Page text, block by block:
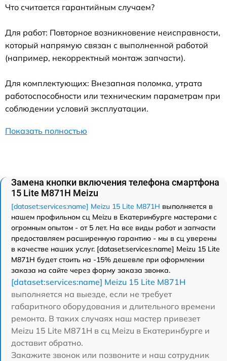
Что считается гарантийным случаем?
Для работ: Повторное возникновение неисправности,
который напрямую связан с выполненной работой
(например, некорректный монтаж запчасти).
Для комплектующих: Внезапная поломка, утрата
работоспособности или техническим параметрам при
соблюдении условий эксплуатации.
Показать полностью
Замена кнопки включения телефона смартфона
15 Lite M871H Meizu
[dataset:services:name] Meizu 15 Lite M871H выполняется в
нашем профильном сц Meizu в Екатеринбурге мастерами с
огромным опытом - от 5 лет. На все виды работ и запчасти
предоставляем расширенную гарантию - мы в сц уверены
в качестве наших услуг. [dataset:services:name] Meizu 15 Lite
M871H будет стоить на -15% дешевле при оформлении
заказа на сайте через форму заказа звонка.
[dataset:services:name] Meizu 15 Lite M871H
выполняется на выезде, если не требует
габаритного оборудования и длительного времени
ремонта. В таких случаях наш мастер привезет
Meizu 15 Lite M871H в сц Meizu в Екатеринбурге и
доставит обратно.
Закажите звонок или позвоните и наш сотрудник